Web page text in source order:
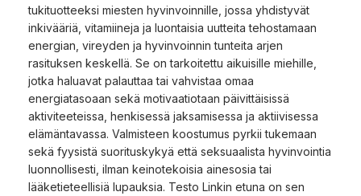
tukituotteeksi miesten hyvinvoinnille, jossa yhdistyvät
inkivääriä, vitamiineja ja luontaisia uutteita tehostamaan
energian, vireyden ja hyvinvoinnin tunteita arjen
rasituksen keskellä. Se on tarkoitettu aikuisille miehille,
jotka haluavat palauttaa tai vahvistaa omaa
energiatasoaan sekä motivaatiotaan päivittäisissä
aktiviteeteissa, henkisessä jaksamisessa ja aktiivisessa
elämäntavassa. Valmisteen koostumus pyrkii tukemaan
sekä fyysistä suorituskykyä että seksuaalista hyvinvointia
luonnollisesti, ilman keinotekoisia ainesosia tai
lääketieteellisiä lupauksia. Testo Linkin etuna on sen